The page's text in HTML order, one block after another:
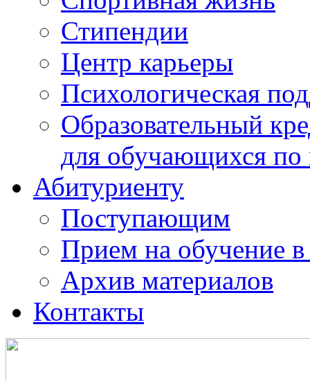
Стипендии
Центр карьеры
Психологическая
Образовательный
для обучающихся
Абитуриенту
Поступающим
Прием на обучение в
Архив материалов
Контакты